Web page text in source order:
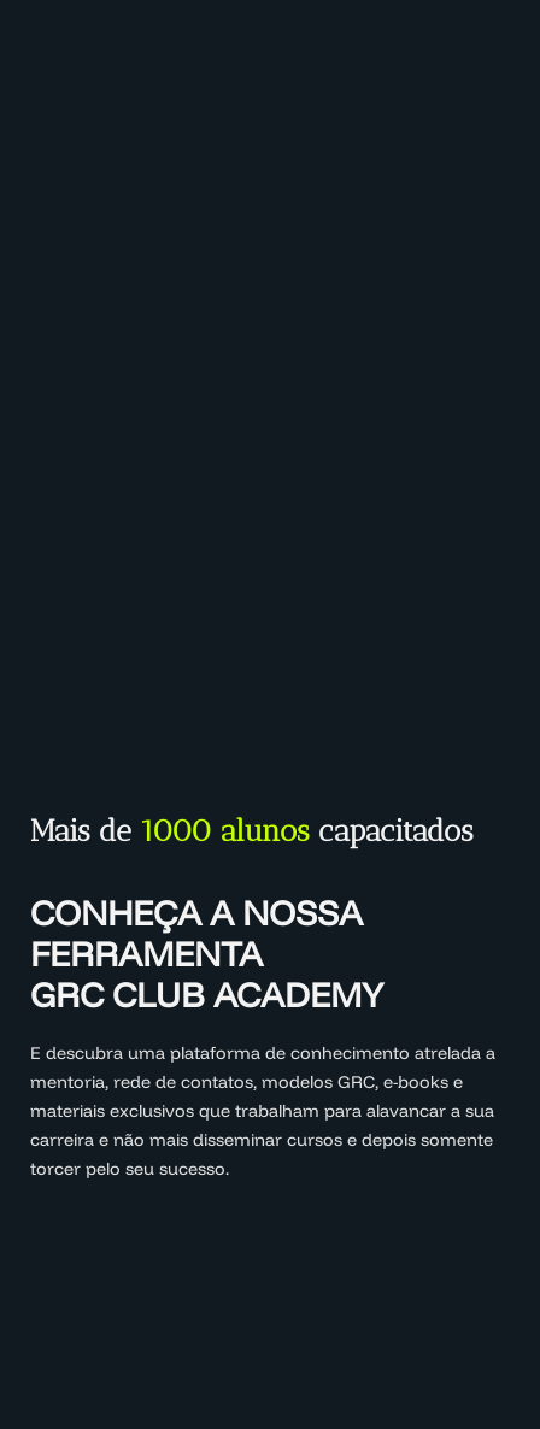
Mais de 1000 alunos capacitados
CONHEÇA A NOSSA
FERRAMENTA
GRC CLUB ACADEMY
E descubra uma plataforma de conhecimento atrelada a
mentoria, rede de contatos, modelos GRC, e-books e
materiais exclusivos que trabalham para alavancar a sua
carreira e não mais disseminar cursos e depois somente
torcer pelo seu sucesso.